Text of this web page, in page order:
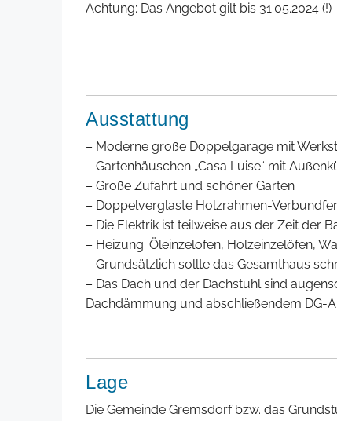
Achtung: Das Angebot gilt bis 31.05.2024 (!)
Ausstattung
– Moderne große Doppelgarage mit
– Gartenhäuschen „Casa Luise“ mit
– Große Zufahrt und schöner Garten
– Doppelverglaste Holzrahmen-
– Die Elektrik ist teilweise aus der Zeit der
– Heizung: Öleinzelofen, Holzeinzelöfen,
– Grundsätzlich sollte das Gesamthaus
– Das Dach und der Dachstuhl sind
Dachdämmung und abschließendem DG-
Lage
Die Gemeinde Gremsdorf bzw. das